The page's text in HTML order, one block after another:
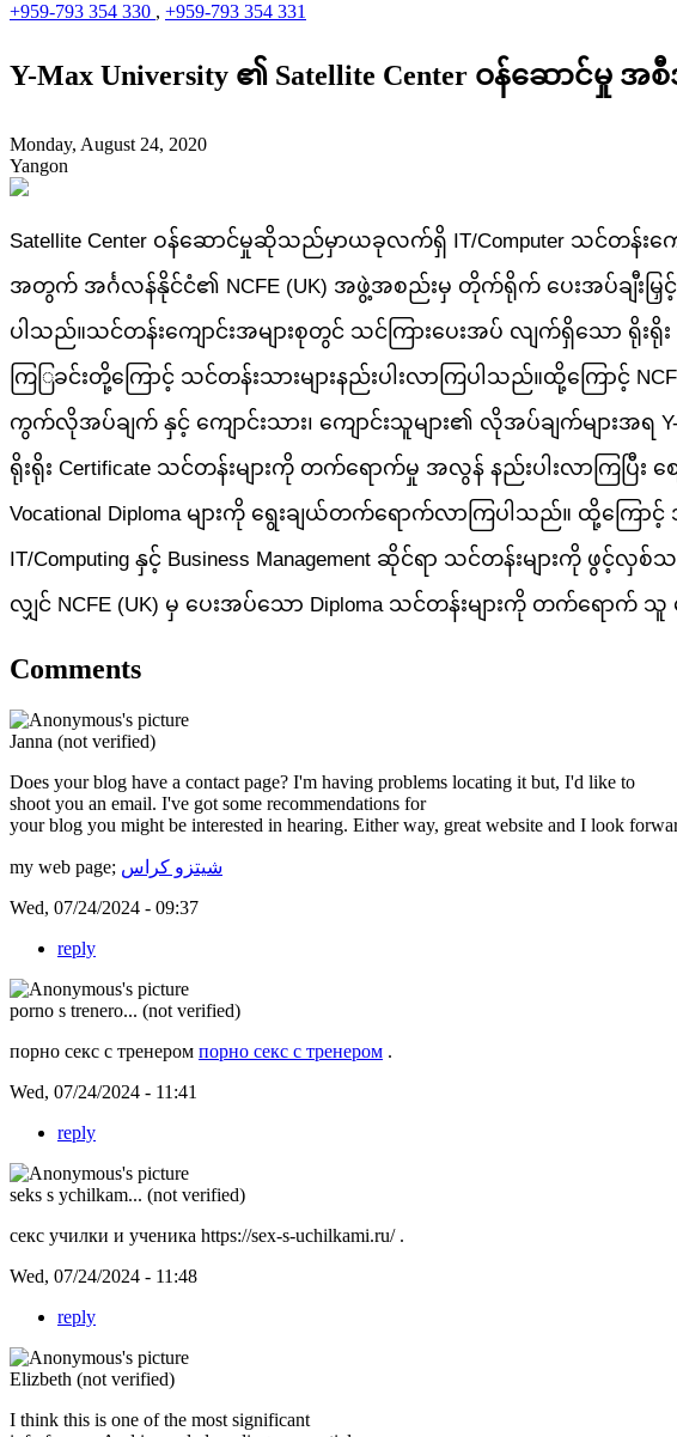
+959-793 354 330 , +959-793 354 331
Y-Max University ၏ Satellite Center ဝန်ဆောင်မှု အ
Monday, August 24, 2020
Yangon
Satellite Center ဝန်ဆောင်မှုဆိုသည်မှာယခုလက်ရှိ IT/Computer သင်တန်းကျော
အတွက် အင်္ဂလန်နိုင်ငံ၏ NCFE (UK) အဖွဲ့အစည်းမှ တိုက်ရိုက် ပေးအပ်ချီးမြှင့်
ပါသည်။သင်တန်းကျောင်းအများစုတွင် သင်ကြားပေးအပ် လျက်ရှိသော ရိုးရို
ကြြခင်းတို့ကြောင့် သင်တန်းသားများနည်းပါးလာကြပါသည်။ထို့ကြောင့်
ကွက်လိုအပ်ချက် နှင့် ကျောင်းသား၊ ကျောင်းသူများ၏ လိုအပ်ချက်များအရ
ရိုးရိုး Certificate သင်တန်းများကို တက်ရောက်မှု အလွန် နည်းပါးလာကြ
Vocational Diploma များကို ရွေးချယ်တက်ရောက်လာကြပါသည်။ ထို့က
IT/Computing နှင့် Business Management ဆိုင်ရာ သင်တန်းများကို ဖွ
လျှင် NCFE (UK) မှ ပေးအပ်သော Diploma သင်တန်းများကို တက်ရောက် သူ
Comments
Janna (not verified)
Does your blog have a contact page? I'm having problems locating it but, I'd like to
shoot you an email. I've got some recommendations for
your blog you might be interested in hearing. Either way, great website and I look
my web page; شیتزو کراس
Wed, 07/24/2024 - 09:37
reply
porno s trenero... (not verified)
порно секс с тренером порно секс с тренером .
Wed, 07/24/2024 - 11:41
reply
seks s ychilkam... (not verified)
секс училки и ученика https://sex-s-uchilkami.ru/ .
Wed, 07/24/2024 - 11:48
reply
Elizbeth (not verified)
I think this is one of the most significant